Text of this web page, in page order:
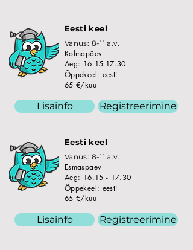
Eesti keel
Vanus: 8-11 a.v.
Kolmapäev
Aeg: 16.15-17.30
Õppekeel: eesti
65 €/kuu
Lisainfo Registreerimine
Eesti keel
Vanus: 8-11 a.v.
Esmaspäev
Aeg: 16.15 - 17.30
Õppekeel: eesti
65 €/kuu
Lisainfo Registreerimine